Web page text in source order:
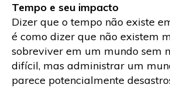
Tempo e seu impacto
Dizer que o tempo não existe
é como dizer que não existem
sobreviver em um mundo sem
difícil, mas administrar um
parece potencialmente